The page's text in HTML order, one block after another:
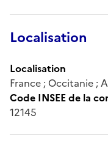
Localisation
Localisation
France ; Occitanie ;
Code INSEE de la
12145